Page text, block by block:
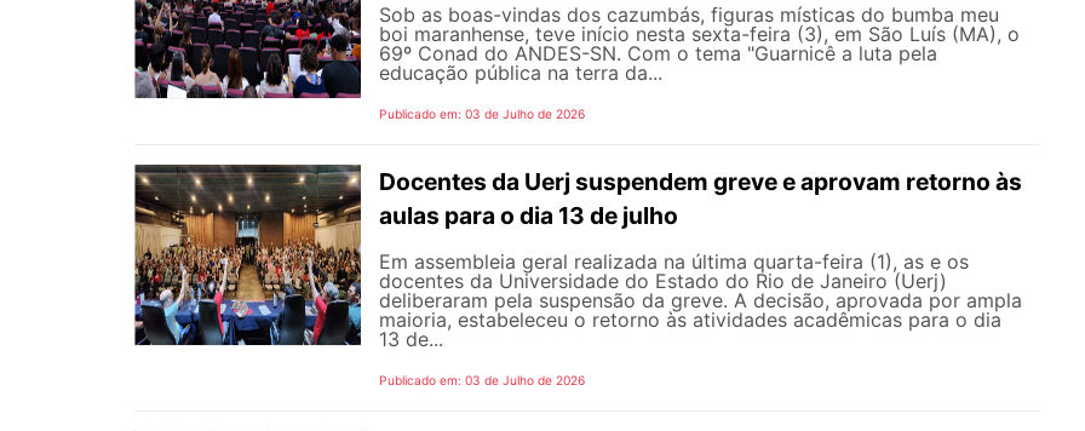
Sob as boas-vindas dos cazumbás, figuras místicas do bumba meu
boi maranhense, teve início nesta sexta-feira (3), em São Luís (MA), o
69º Conad do ANDES-SN. Com o tema "Guarnicê a luta pela
educação pública na terra da...
Publicado em: 03 de Julho de 2026
Docentes da Uerj suspendem greve e aprovam retorno às
aulas para o dia 13 de julho
Em assembleia geral realizada na última quarta-feira (1), as e os
docentes da Universidade do Estado do Rio de Janeiro (Uerj)
deliberaram pela suspensão da greve. A decisão, aprovada por ampla
maioria, estabeleceu o retorno às atividades acadêmicas para o dia
13 de...
Publicado em: 03 de Julho de 2026